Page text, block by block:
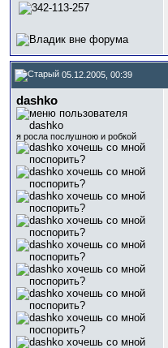
05.12.2005, 00:39
dashko
я росла послушною и робкой